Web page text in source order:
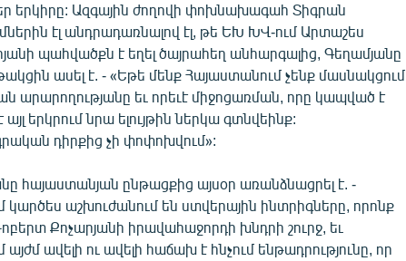
երկիրը: Ազգային ժողովի փոխնախագահ Տիգրան
էլ անդրադառնալով էլ, թե ԵԽ ԽՎ-ում Արտաշես
պահվածքն է եղել ծայրահեղ անհարգալից, Գեղամյանը
ասել է. - «Եթե մենք Հայաստանում չենք մասնակցում
արարողությանը եւ որեւէ միջոցառման, որը կապված է
երկրում նրա ելույթին ներկա գտնվեինք:
դիրքից չի փոփոխվում»:
հայաստանյան ընթացքից այսօր առանձնացրել է. -
կարծես աշխուժանում են ստվերային ինտրիգները, որոնք
Քոչարյանի իրավահաջորդի խնդրի շուրջ, եւ
ավելի ու ավելի հաճախ է հնչում ենթադրությունը, որ